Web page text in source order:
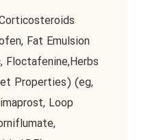
Fat Emulsion
Floctafenine,Herbs
Properties) (eg,
Loop